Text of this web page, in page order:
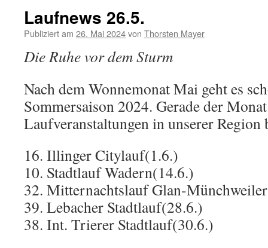
Laufnews 26.5.
Publiziert am 26. Mai 2024von Thorsten Mayer
Die Ruhe vor dem Sturm
Nach dem Wonnemonat Mai geht es
Sommersaison 2024. Gerade der
Laufveranstaltungen in unserer Region
16. Illinger Citylauf(1.6.)
10. Stadtlauf Wadern(14.6.)
32. Mitternachtslauf Glan-
39. Lebacher Stadtlauf(28.6.)
38. Int. Trierer Stadtlauf(30.6.)